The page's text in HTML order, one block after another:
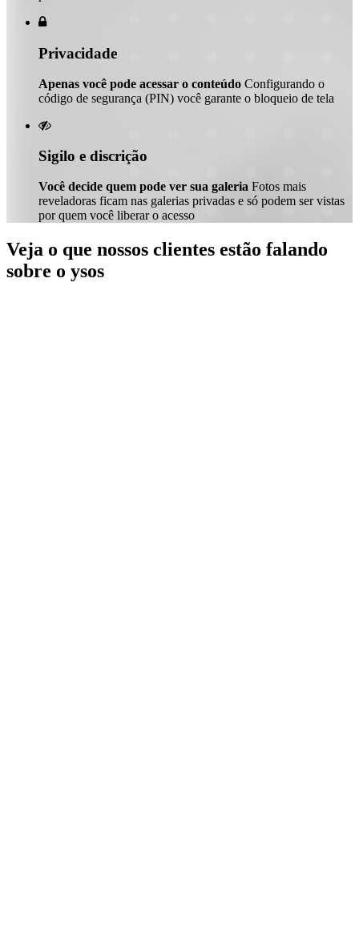

Privacidade
Apenas você pode acessar o conteúdo Configurando o
código de segurança (PIN) você garante o bloqueio de tela

Sigilo e discrição
Você decide quem pode ver sua galeria Fotos mais
reveladoras ficam nas galerias privadas e só podem ser vistas
por quem você liberar o acesso
Veja o que nossos clientes estão falando
sobre o ysos